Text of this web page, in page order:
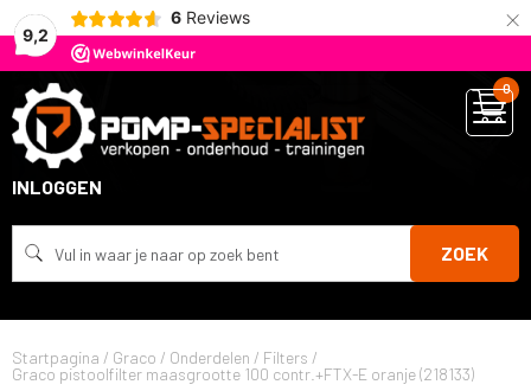
9,2
6 Reviews ×
ZOEK
INLOGGEN
0
Startpagina / Graco / Onderdelen / Filters /
Graco pistoolfilter maasgrootte 100 contr.+FTX-E oranje (218133)